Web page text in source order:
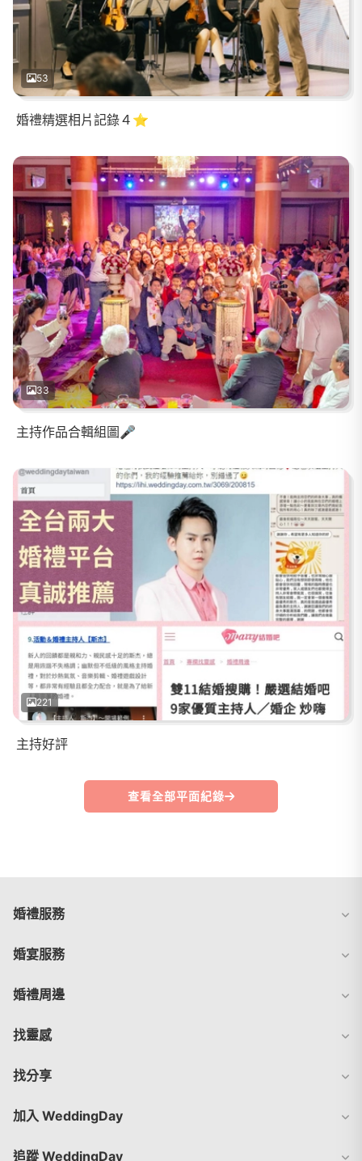
53
婚禮精選相片記錄４⭐
33
主持作品合輯組圖🎤
221
主持好評
查看全部平面紀錄
婚禮服務
婚宴服務
婚禮周邊
找靈感
找分享
加入 WeddingDay
追蹤 WeddingDay